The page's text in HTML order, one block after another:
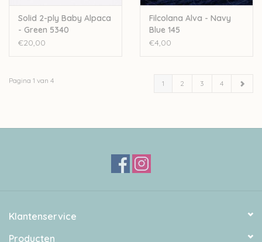
Solid 2-ply Baby Alpaca
- Green 5340
€20,00
Filcolana Alva - Navy
Blue 145
€4,00
Pagina 1 van 4 1 2 3 4
Klantenservice
Producten